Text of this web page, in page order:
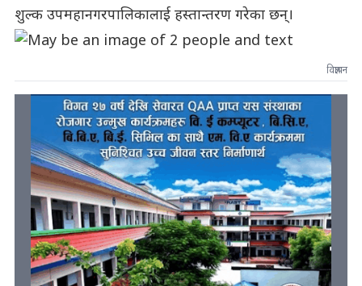
शुल्क उपमहानगरपालिकालाई हस्तान्तरण गरेका छन्।
विज्ञापन